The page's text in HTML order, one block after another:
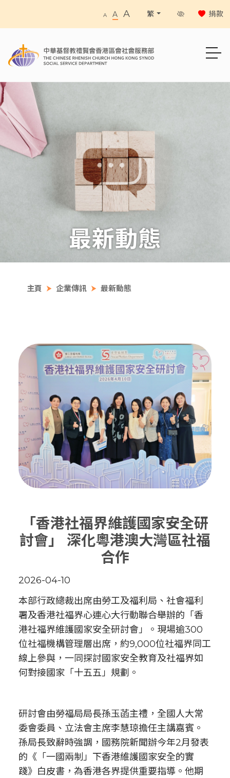
A A A 繁 捐款
最新動態
主頁 企業傳訊 最新動態
「香港社福界維護國家安全研
討會」 深化粵港澳大灣區社福
合作
2026-04-10
本部行政總裁出席由勞工及福利局、社會福利
署及香港社福界心連心大行動聯合舉辦的「香
港社福界維護國家安全研討會」。現場逾300
位社福機構管理層出席，約9,000位社福界同工
線上參與，一同探討國家安全教育及社福界如
何對接國家「十五五」規劃。
研討會由勞福局局長孫玉菡主禮，全國人大常
委會委員、立法會主席李慧琼擔任主講嘉賓。
孫局長致辭時強調，國務院新聞辦今年2月發表
的《「一國兩制」下香港維護國家安全的實
踐》白皮書，為香港各界提供重要指導。他期